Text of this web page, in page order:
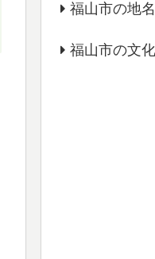
福山市の地
福山市の文化